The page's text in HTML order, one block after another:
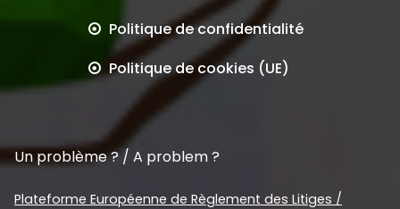
Politique de confidentialité
Politique de cookies (UE)
Un problème ? / A problem ?
Plateforme Européenne de Règlement des Litiges /